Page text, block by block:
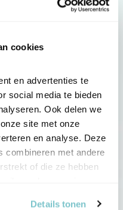
cookies
en advertenties te
social media te bieden
Ook delen we
site met onze
en analyse. Deze
combineren met andere
of die ze hebben
Details tonen